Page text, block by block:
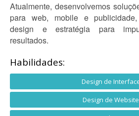
Atualmente, desenvolvemos
para web, mobile e
design e estratégia para
resultados.
Habilidades:
Design de
Design de Website